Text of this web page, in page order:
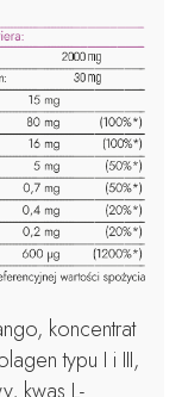
koncentrat
typu I i III,
kwas L-